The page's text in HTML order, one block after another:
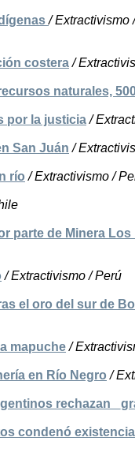
/ Extractivismo
costera/
naturales,
por la justicia/
San Juán /
río / Extractivismo /
parte de Minera Los
/ Extractivismo / Perú
el oro del sur de
mapuche/
en Río Negro /
rechazan
condenó